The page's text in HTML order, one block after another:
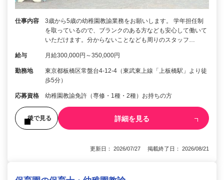
仕事内容
3歳から5歳の幼稚園教諭業務をお願いします。 学年担任制
を取っているので、ブランクのある方なども安心して働いて
いただけます。分からないことなども周りのスタッフ…
給与 月給300,000円～350,000円
勤務地
東京都板橋区常盤台4-12-4（東武東上線「上板橋駅」より徒
歩5分）
応募資格 幼稚園教諭免許（専修・1種・2種）お持ちの方
後で見る 詳細を見る
更新日： 2026/07/27 掲載終了日： 2026/08/21